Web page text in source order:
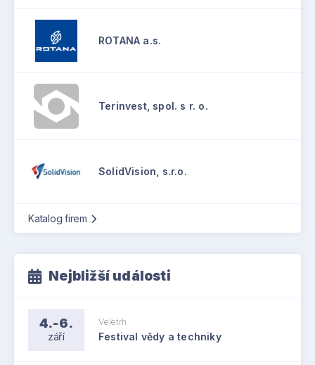
ROTANA a.s.
Terinvest, spol. s r. o.
SolidVision, s.r.o.
Katalog firem
Nejbližší události
4.-6.
září
Veletrh
Festival vědy a techniky